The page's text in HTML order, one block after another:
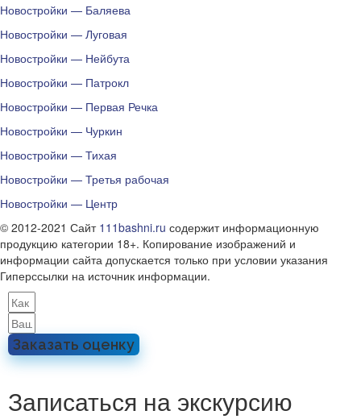
Новостройки — Баляева
Новостройки — Луговая
Новостройки — Нейбута
Новостройки — Патрокл
Новостройки — Первая Речка
Новостройки — Чуркин
Новостройки — Тихая
Новостройки — Третья рабочая
Новостройки — Центр
© 2012-2021 Сайт 111bashni.ru содержит информационную
продукцию категории 18+. Копирование изображений и
информации сайта допускается только при условии указания
Гиперссылки на источник информации.
Заказать оценку
Записаться на экскурсию